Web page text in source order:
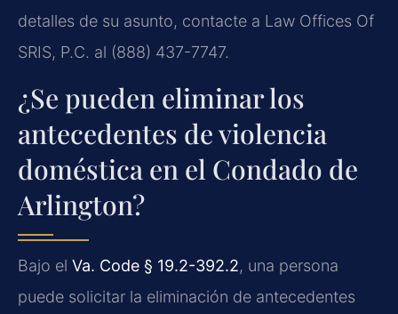
detalles de su asunto, contacte a Law Offices Of
SRIS, P.C. al (888) 437-7747.
¿Se pueden eliminar los
antecedentes de violencia
doméstica en el Condado de
Arlington?
Bajo el Va. Code § 19.2-392.2, una persona
puede solicitar la eliminación de antecedentes